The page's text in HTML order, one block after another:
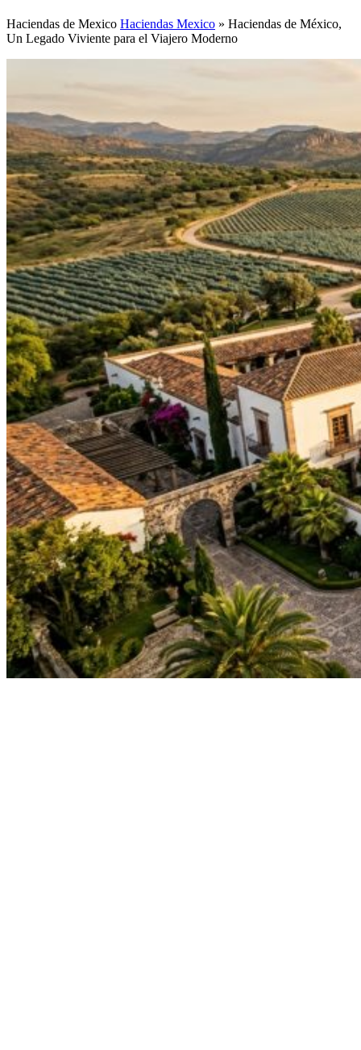
Haciendas de Mexico Haciendas Mexico » Haciendas de México,
Un Legado Viviente para el Viajero Moderno